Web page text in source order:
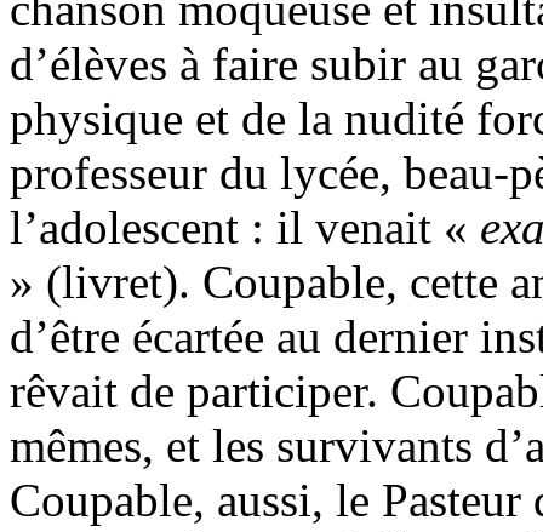
d’élèves à faire subir au
physique et de la nudité
professeur du lycée, beau-
l’adolescent : il venait «
» (livret). Coupable, cette
d’être écartée au dernier
rêvait de participer.
mêmes, et les survivants
Coupable, aussi, le